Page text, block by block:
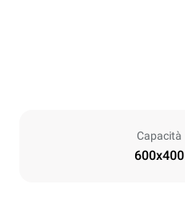
Capacità
600x400